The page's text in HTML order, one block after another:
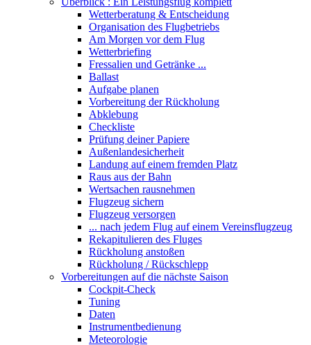
Wetterberatung & Entscheidung
Organisation des Flugbetriebs
Am Morgen vor dem Flug
Wetterbriefing
Fressalien und Getränke ...
Ballast
Aufgabe planen
Vorbereitung der Rückholung
Abklebung
Checkliste
Prüfung deiner Papiere
Außenlandesicherheit
Landung auf einem fremden Platz
Raus aus der Bahn
Wertsachen rausnehmen
Flugzeug sichern
Flugzeug versorgen
... nach jedem Flug auf einem Vereinsflugzeug
Rekapitulieren des Fluges
Rückholung anstoßen
Rückholung / Rückschlepp
Vorbereitungen auf die nächste Saison
Cockpit-Check
Tuning
Daten
Instrumentbedienung
Meteorologie